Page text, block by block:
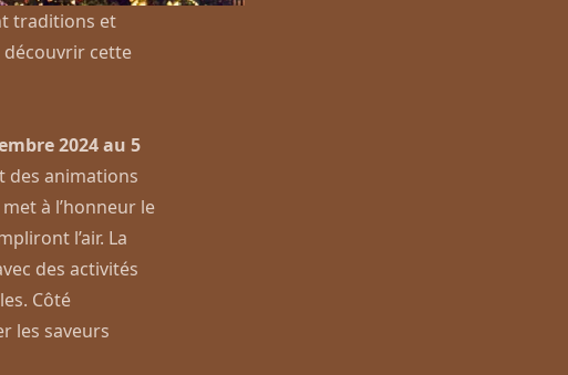
traditions et
découvrir cette
2024 au 5
des animations
à l’honneur le
l’air. La
des activités
Côté
les saveurs